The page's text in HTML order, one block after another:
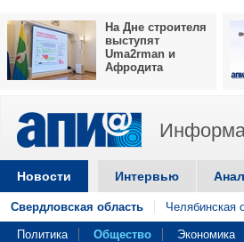
На Дне строителя
выступят
Uma2rman и
Афродита
Новости Интервью
Свердловская область Челябинская
Политика Общество Экономика